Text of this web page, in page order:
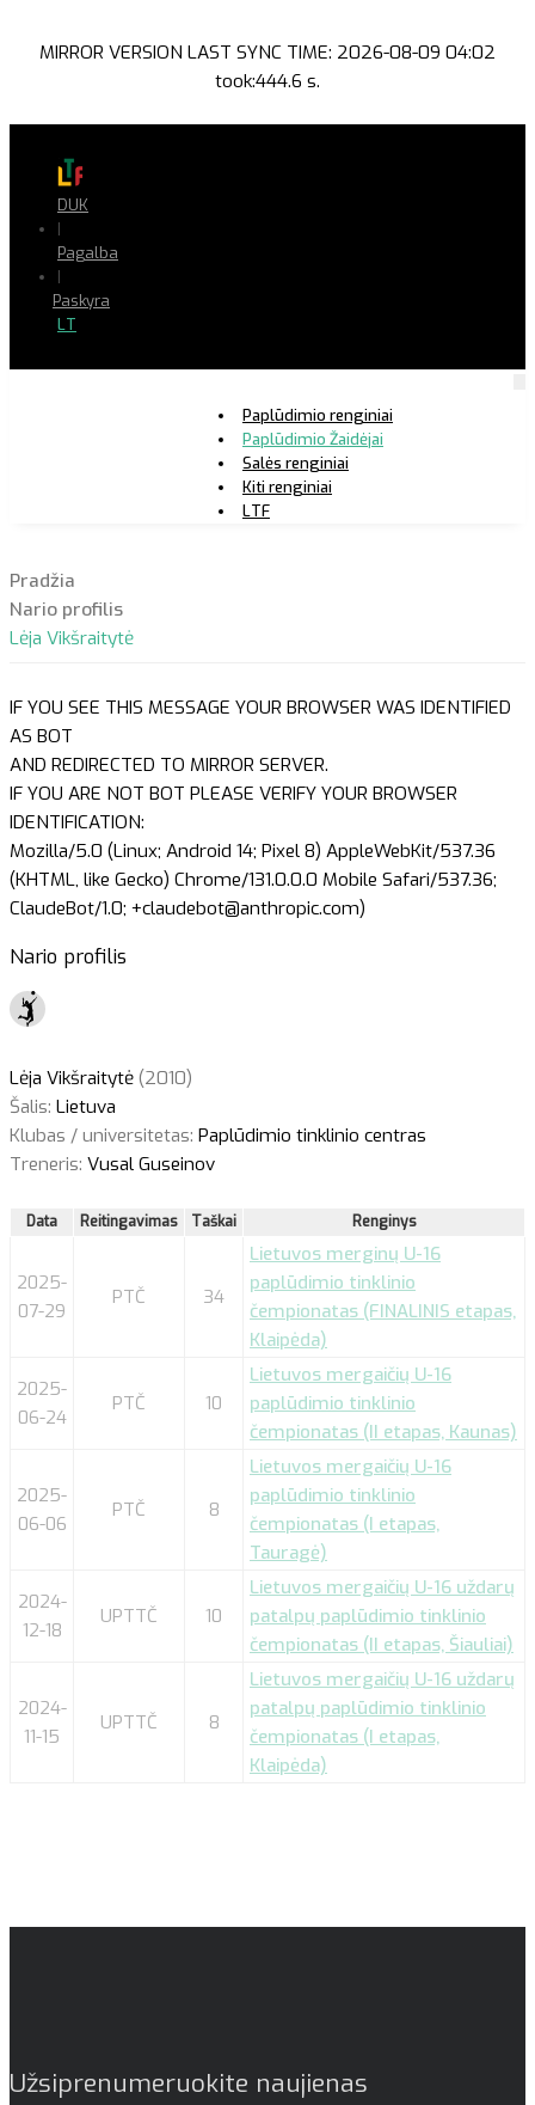
MIRROR VERSION LAST SYNC TIME: 2026-08-09 04:02
took:444.6 s.
DUK
|
Pagalba
|
Paskyra
LT
Paplūdimio renginiai
Paplūdimio Žaidėjai
Salės renginiai
Kiti renginiai
LTF
Pradžia
Nario profilis
Lėja Vikšraitytė
IF YOU SEE THIS MESSAGE YOUR BROWSER WAS IDENTIFIED
AS BOT
AND REDIRECTED TO MIRROR SERVER.
IF YOU ARE NOT BOT PLEASE VERIFY YOUR BROWSER
IDENTIFICATION:
Mozilla/5.0 (Linux; Android 14; Pixel 8) AppleWebKit/537.36
(KHTML, like Gecko) Chrome/131.0.0.0 Mobile Safari/537.36;
ClaudeBot/1.0; +claudebot@anthropic.com)
Nario profilis
Lėja Vikšraitytė (2010)
Šalis: Lietuva
Klubas / universitetas: Paplūdimio tinklinio centras
Treneris: Vusal Guseinov
Data Reitingavimas Taškai Renginys
2025-
07-29
PTČ 34
Lietuvos merginų U-16
paplūdimio tinklinio
čempionatas (FINALINIS etapas,
Klaipėda)
2025-
06-24
PTČ 10
Lietuvos mergaičių U-16
paplūdimio tinklinio
čempionatas (II etapas, Kaunas)
2025-
06-06
PTČ 8
Lietuvos mergaičių U-16
paplūdimio tinklinio
čempionatas (I etapas,
Tauragė)
2024-
12-18
UPTTČ 10
Lietuvos mergaičių U-16 uždarų
patalpų paplūdimio tinklinio
čempionatas (II etapas, Šiauliai)
2024-
11-15
UPTTČ 8
Lietuvos mergaičių U-16 uždarų
patalpų paplūdimio tinklinio
čempionatas (I etapas,
Klaipėda)
Užsiprenumeruokite naujienas